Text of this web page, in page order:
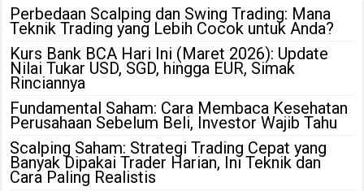
Perbedaan Scalping dan Swing Trading: Mana
Teknik Trading yang Lebih Cocok untuk Anda?
Kurs Bank BCA Hari Ini (Maret 2026): Update
Nilai Tukar USD, SGD, hingga EUR, Simak
Rinciannya
Fundamental Saham: Cara Membaca Kesehatan
Perusahaan Sebelum Beli, Investor Wajib Tahu
Scalping Saham: Strategi Trading Cepat yang
Banyak Dipakai Trader Harian, Ini Teknik dan
Cara Paling Realistis